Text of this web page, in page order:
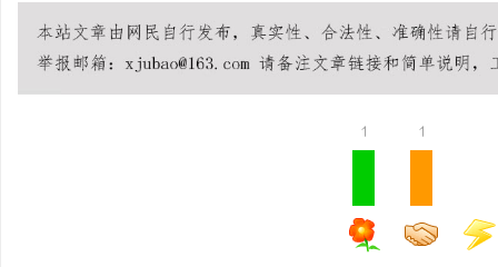
1 1
武汉配眼镜 上海配眼镜